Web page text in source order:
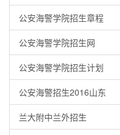
公安海警学院招生章程
公安海警学院招生网
公安海警学院招生计划
公安海警招生2016山东
兰大附中兰外招生